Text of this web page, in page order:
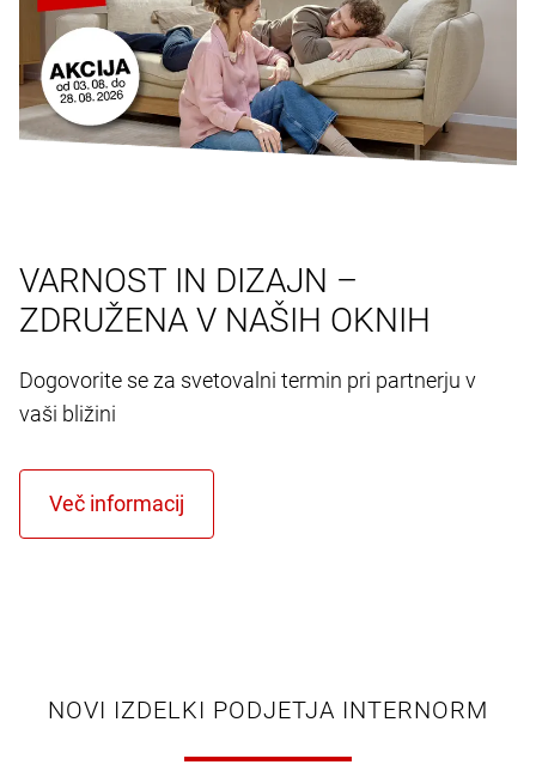
VARNOST IN DIZAJN –
ZDRUŽENA V NAŠIH OKNIH
Dogovorite se za svetovalni termin pri partnerju v
vaši bližini
NOVI IZDELKI PODJETJA INTERNORM